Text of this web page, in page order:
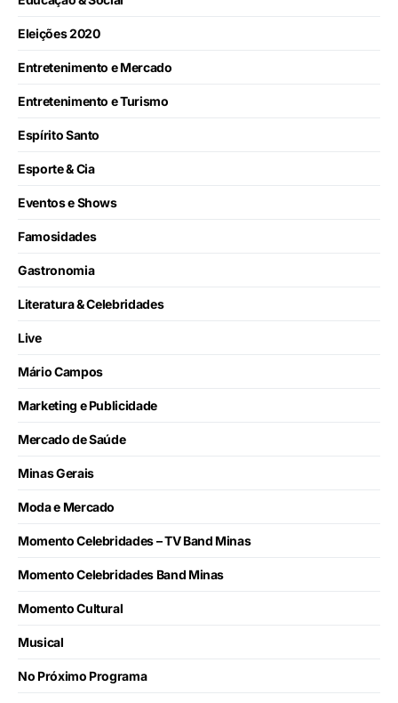
Eleições 2020
Entretenimento e Mercado
Entretenimento e Turismo
Espírito Santo
Esporte & Cia
Eventos e Shows
Famosidades
Gastronomia
Literatura & Celebridades
Live
Mário Campos
Marketing e Publicidade
Mercado de Saúde
Minas Gerais
Moda e Mercado
Momento Celebridades – TV Band Minas
Momento Celebridades Band Minas
Momento Cultural
Musical
No Próximo Programa